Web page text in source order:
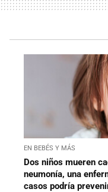
EN BEBÉS Y MÁS
Dos niños mueren
neumonía, una
casos podría